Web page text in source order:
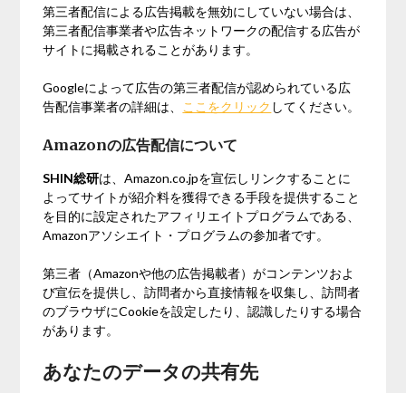
第三者配信による広告掲載を無効にしていない場合は、
第三者配信事業者や広告ネットワークの配信する広告が
サイトに掲載されることがあります。
Googleによって広告の第三者配信が認められている広
告配信事業者の詳細は、 ここをクリック してください。
Amazonの広告配信について
SHIN総研は、Amazon.co.jpを宣伝しリンクすることに
よってサイトが紹介料を獲得できる手段を提供すること
を目的に設定されたアフィリエイトプログラムである、
Amazonアソシエイト・プログラムの参加者です。
第三者（Amazonや他の広告掲載者）がコンテンツおよ
び宣伝を提供し、訪問者から直接情報を収集し、訪問者
のブラウザにCookieを設定したり、認識したりする場合
があります。
あなたのデータの共有先